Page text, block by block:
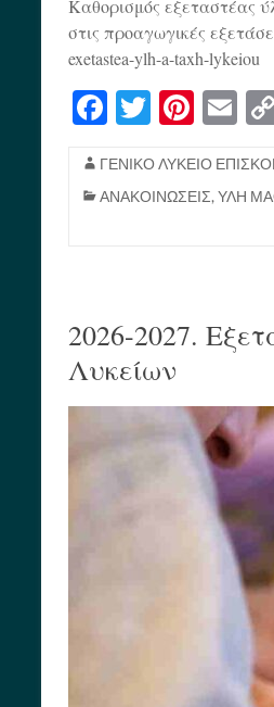
Καθορισμός εξεταστέας
στις προαγωγικές
exetastea-ylh-a-taxh-lykeiou
Fa
bo
ok
T
tte
r
Pi
er
es
E
ail
ΓΕΝΙΚΟ ΛΥΚΕΙΟ
ΑΝΑΚΟΙΝΩΣΕΙΣ, ΥΛΗ
2026-2027.
Λυκείων